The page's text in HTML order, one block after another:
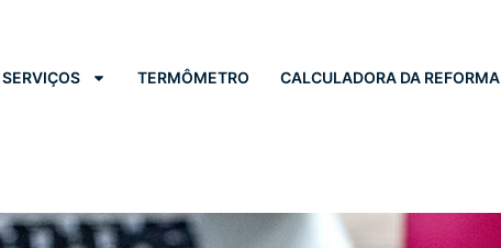
SERVIÇOS TERMÔMETRO CALCULADORA DA REFORMA